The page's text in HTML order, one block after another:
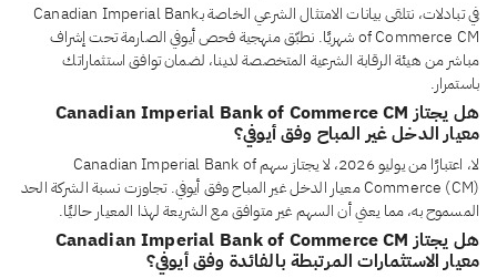
في تبادلات، نتلقى بيانات الامتثال الشرعي الخاصة بـCanadian Imperial Bank
of Commerce CM شهريًا. نطبّق منهجية فحص أيوفي الصارمة تحت إشراف
مباشر من هيئة الرقابة الشرعية المتخصصة لدينا، لضمان توافق استثماراتك
باستمرار.
هل يجتاز Canadian Imperial Bank of Commerce CM
معيار الدخل غير المباح وفق أيوفي؟
لا، اعتبارًا من يوليو 2026، لا يجتاز سهم Canadian Imperial Bank of
Commerce (CM) معيار الدخل غير المباح وفق أيوفي. تجاوزت نسبة الشركة الحد
المسموح به، مما يعني أن السهم غير متوافق مع الشريعة لهذا المعيار حاليًا.
هل يجتاز Canadian Imperial Bank of Commerce CM
معيار الاستثمارات المرتبطة بالفائدة وفق أيوفي؟